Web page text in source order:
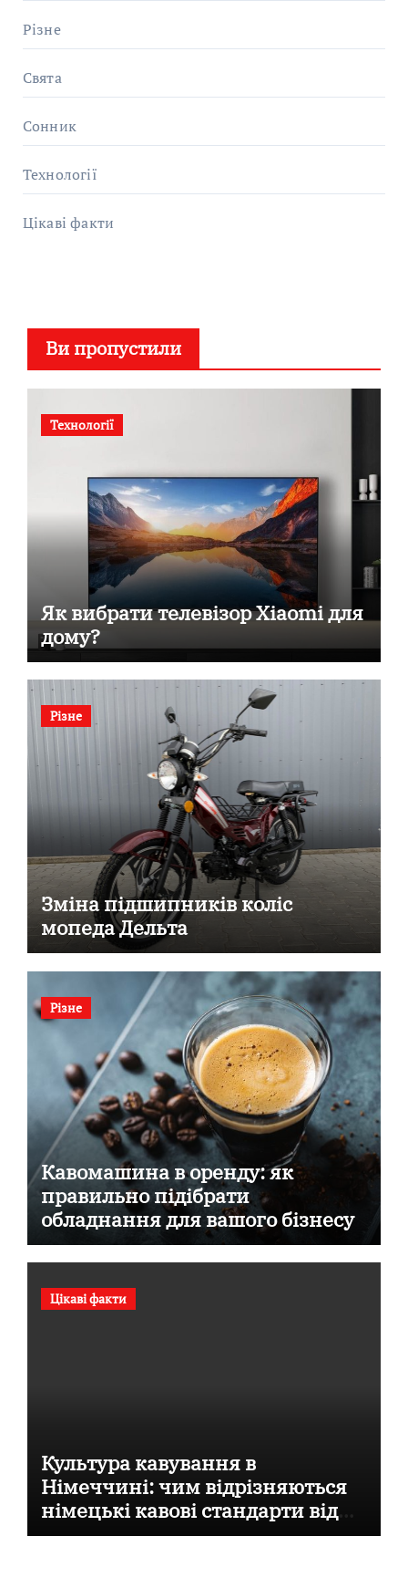
Різне
Свята
Сонник
Технології
Цікаві факти
Ви пропустили
Технології
Як вибрати телевізор Xiaomi для
дому?
Різне
Зміна підшипників коліс
мопеда Дельта
Різне
Кавомашина в оренду: як
правильно підібрати
обладнання для вашого бізнесу
Цікаві факти
Культура кавування в
Німеччині: чим відрізняються
німецькі кавові стандарти від
італійських